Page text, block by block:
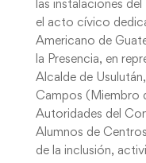
las instalaciones
el acto cívico
Americano de
la Presencia, en
Alcalde de
Campos (Miembro
Autoridades del
Alumnos de
de la inclusión,